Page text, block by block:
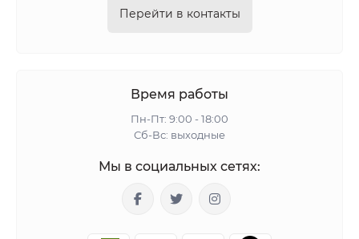
Перейти в контакты
Время работы
Пн-Пт: 9:00 - 18:00
Сб-Вс: выходные
Мы в социальных сетях: